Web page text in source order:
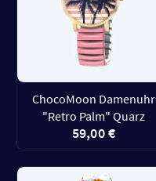
ChocoMoon Damenuhr
"Retro Palm" Quarz
59,00 €